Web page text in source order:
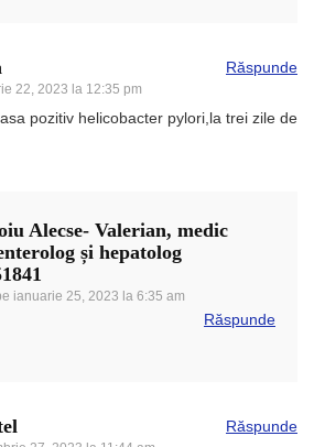
22, 2023 la 12:35 pm
Răspunde
pozitiv helicobacter pylori,la trei zile de
Alecse- Valerian, medic
și hepatolog
ianuarie 25, 2023 la 6:35 am
Răspunde
Răspunde